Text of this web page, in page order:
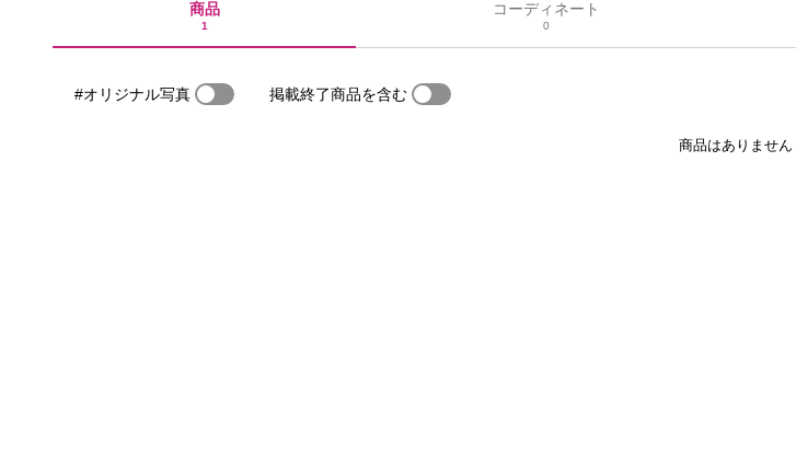
商品
1
コーディネート
0
#オリジナル写真 掲載終了商品を含む
商品はありません